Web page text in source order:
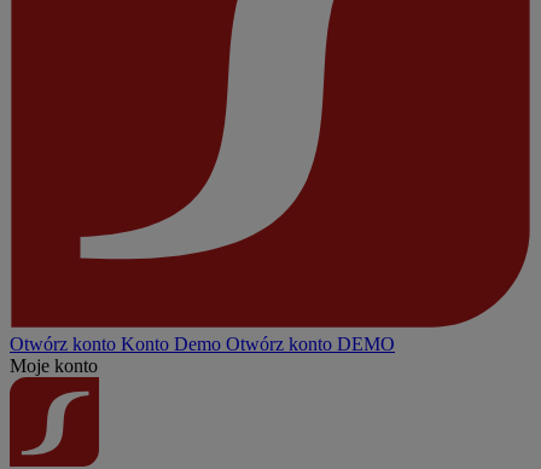
Otwórz konto Konto Demo Otwórz konto DEMO
Moje konto